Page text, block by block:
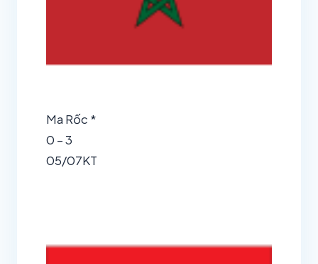
Ma Rốc *
0 – 3
05/07KT